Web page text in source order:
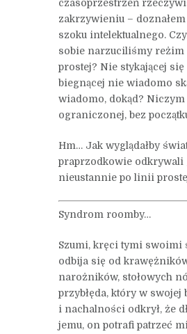
czasoprzestrzeń
zakrzywieniu –
szoku intelektualnego.
sobie narzuciliśmy
prostej? Nie stykającej się
biegnącej nie wiadomo
wiadomo, dokąd?
ograniczonej, bez
Hm… Jak wyglądałby
praprzodkowie odkrywali
nieustannie po linii
Syndrom roomby…
Szumi, kręci tymi swoimi
odbija się od
narożników, stołowych
przybłęda, który w swojej
i nachalności odkrył, że
jemu, on potrafi patrzeć